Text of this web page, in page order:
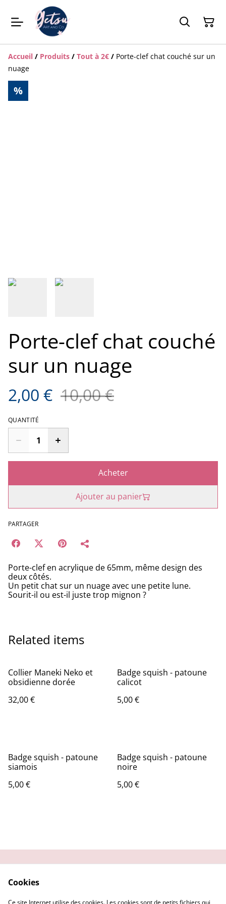
Accueil / Produits / Tout à 2€ / Porte-clef chat couché sur un
nuage
%
Porte-clef chat couché
sur un nuage
2,00 € 10,00 €
QUANTITÉ
Acheter
Ajouter au panier
PARTAGER
Porte-clef en acrylique de 65mm, même design des
deux côtés.
Un petit chat sur un nuage avec une petite lune.
Sourit-il ou est-il juste trop mignon ?
Related items
Collier Maneki Neko et
obsidienne dorée
32,00 €
Badge squish - patoune
calicot
5,00 €
Badge squish - patoune
siamois
5,00 €
Badge squish - patoune
noire
5,00 €
Confidentialité
Demander un retour
Cookies
Ce site Internet utilise des cookies. Les cookies sont de petits fichiers qui